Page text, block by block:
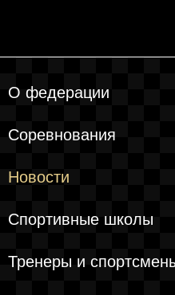
О федерации
Соревнования
Новости
Спортивные школы
Тренеры и